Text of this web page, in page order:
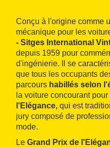
Conçu à l'origine comme
mécanique pour les
- Sitges International
depuis 1959 pour
d'ingénierie. Il se
que tous les occupants
parcours habillés selon
la voiture concourant pour
l'Elégance, qui est
jury composé de
mode.
Le Grand Prix de